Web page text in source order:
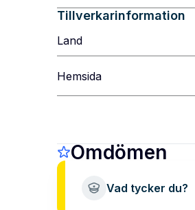
Tillverkarinformation
Land
Hemsida
Omdömen
Vad tycker du?